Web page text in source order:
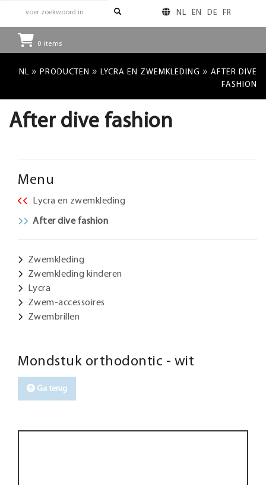
NL EN DE FR
0 items
NL » PRODUCTEN » LYCRA EN ZWEMKLEDING » AFTER DIVE
FASHION
After dive fashion
Menu
Lycra en zwemkleding
After dive fashion
Zwemkleding
Zwemkleding kinderen
Lycra
Zwem-accessoires
Zwembrillen
Mondstuk orthodontic - wit
Ga terug